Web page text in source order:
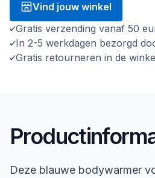
Vind jouw winkel
Gratis verzending vanaf 50
In 2-5 werkdagen bezorgd
Gratis retourneren in de
Deze blauwe bodywarmer